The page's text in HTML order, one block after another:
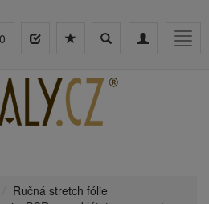
Toggle
Toggle
0
Ručná stretch fólie